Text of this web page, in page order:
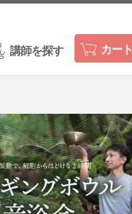
講師を探す カート